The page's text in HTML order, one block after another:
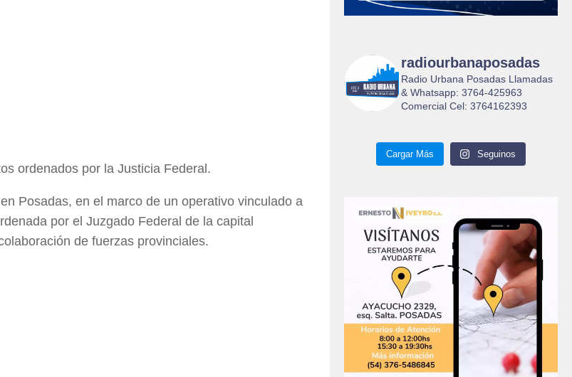
ordenados por la Justicia Federal.
Posadas, en el marco de un operativo vinculado a
por el Juzgado Federal de la capital
de fuerzas provinciales.
radiourbanaposadas
Radio Urbana Posadas Llamadas
& Whatsapp: 3764-425963
Comercial Cel: 3764162393
Cargar Más Seguinos